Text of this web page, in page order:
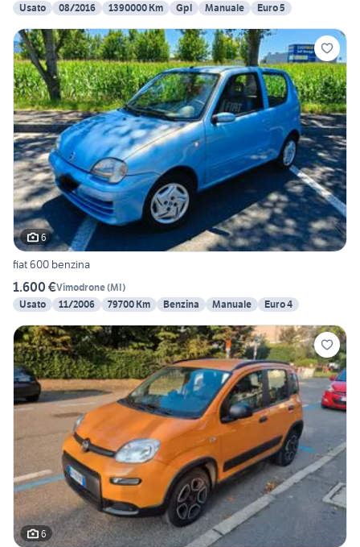
Usato
08/2016 1390000 Km Gpl Manuale Euro 5
6
fiat 600 benzina
1.600 €Vimodrone(MI)
Usato
11/2006 79700 Km Benzina Manuale Euro 4
6